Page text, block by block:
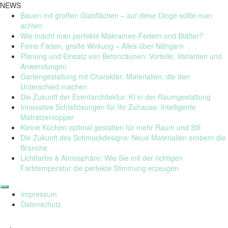
NEWS
Bauen mit großen Glasflächen – auf diese Dinge sollte man
achten
Wie macht man perfekte Makramee-Federn und Blätter?
Feine Fäden, große Wirkung – Alles über Nähgarn
Planung und Einsatz von Betonzäunen: Vorteile, Varianten und
Anwendungen
Gartengestaltung mit Charakter: Materialien, die den
Unterschied machen
Die Zukunft der Eventarchitektur: KI in der Raumgestaltung
Innovative Schlaflösungen für Ihr Zuhause: Intelligente
Matratzentopper
Kleine Küchen optimal gestalten für mehr Raum und Stil
Die Zukunft des Schmuckdesigns: Neue Materialien erobern die
Branche
Lichtfarbe & Atmosphäre: Wie Sie mit der richtigen
Farbtemperatur die perfekte Stimmung erzeugen
Skip
to
content
Impressum
Datenschutz